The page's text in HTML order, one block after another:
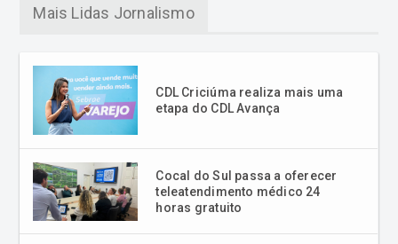
Mais Lidas Jornalismo
CDL Criciúma realiza mais uma
etapa do CDL Avança
Cocal do Sul passa a oferecer
teleatendimento médico 24
horas gratuito